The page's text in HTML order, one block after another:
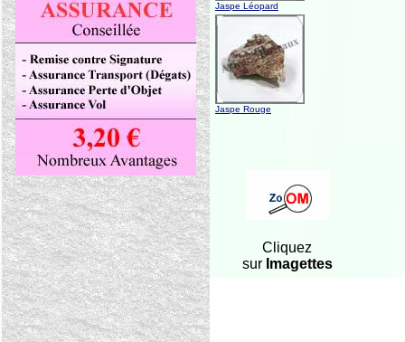
Jaspe Léopard
Jaspe Rouge
Cliquez
surImagettes